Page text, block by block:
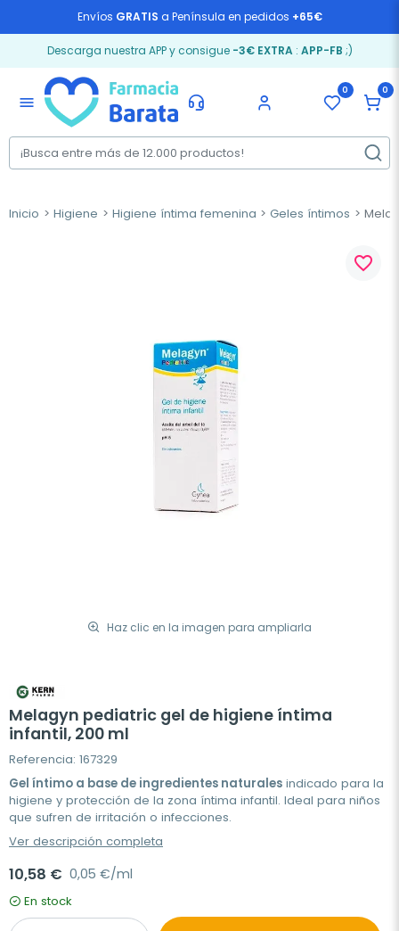
Envíos GRATIS a Península en pedidos +65€
Descarga nuestra APP y consigue -3€ EXTRA: APP-FB ;)
menu
0 0
Inicio Higiene Higiene íntima femenina Geles íntimos
Haz clic en la imagen para ampliarla
favorite_border
Melagyn pediatric gel de higiene íntima
infantil, 200 ml
Referencia: 167329
Gel íntimo a base de ingredientes naturales indicado para la
higiene y protección de la zona íntima infantil. Ideal para niños
que sufren de irritación o infecciones.
Ver descripción completa
10,58 € 0,05 €/ml
En stock